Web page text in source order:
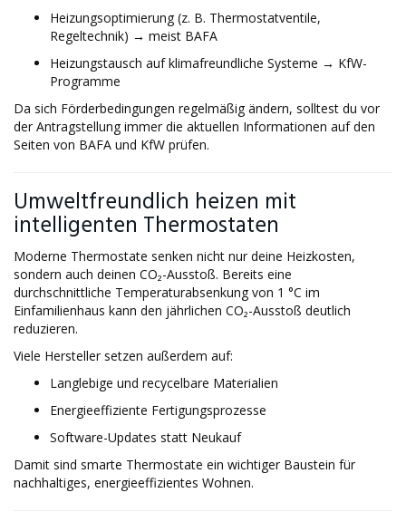
Heizungsoptimierung (z. B. Thermostatventile,
Regeltechnik) → meist BAFA
Heizungstausch auf klimafreundliche Systeme → KfW-
Programme
Da sich Förderbedingungen regelmäßig ändern, solltest du vor
der Antragstellung immer die aktuellen Informationen auf den
Seiten von BAFA und KfW prüfen.
Umweltfreundlich heizen mit
intelligenten Thermostaten
Moderne Thermostate senken nicht nur deine Heizkosten,
sondern auch deinen CO₂-Ausstoß. Bereits eine
durchschnittliche Temperaturabsenkung von 1 °C im
Einfamilienhaus kann den jährlichen CO₂-Ausstoß deutlich
reduzieren.
Viele Hersteller setzen außerdem auf:
Langlebige und recycelbare Materialien
Energieeffiziente Fertigungsprozesse
Software-Updates statt Neukauf
Damit sind smarte Thermostate ein wichtiger Baustein für
nachhaltiges, energieeffizientes Wohnen.